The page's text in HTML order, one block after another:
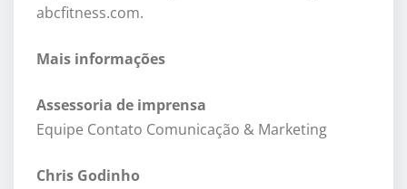
abcfitness.com.
Mais informações
Assessoria de imprensa
Equipe Contato Comunicação & Marketing
Chris Godinho